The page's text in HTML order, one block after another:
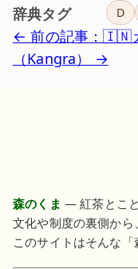
辞典タグ D
← 前の記事：🇮🇳
（Kangra） →
森のくま — 紅茶とこ
文化や制度の裏側から
このサイトはそんな「